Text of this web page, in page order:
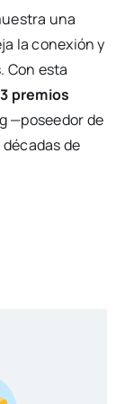
una
la conexión y
Con esta
3 premios
—poseedor de
de